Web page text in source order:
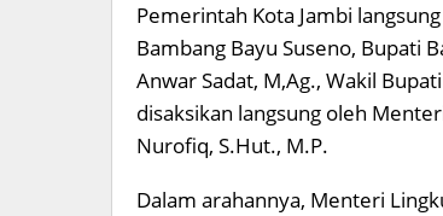
Pemerintah Kota Jambi
Bambang Bayu Suseno, Bupati
Anwar Sadat, M,Ag., Wakil
disaksikan langsung oleh
Nurofiq, S.Hut., M.P.
Dalam arahannya, Menteri